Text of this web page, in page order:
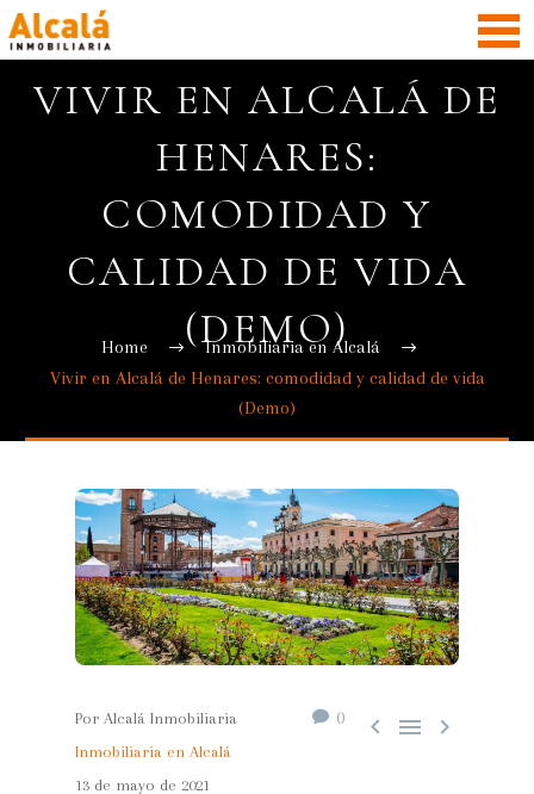
VIVIR EN ALCALÁ DE
HENARES:
COMODIDAD Y
CALIDAD DE VIDA
(DEMO)
Home
Inmobiliaria en Alcalá
Vivir en Alcalá de Henares: comodidad y calidad de vida
(Demo)
0   
Por Alcalá Inmobiliaria
Inmobiliaria en Alcalá
13 de mayo de 2021